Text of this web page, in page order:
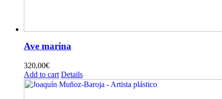
Ave marina
320,00€
Add to cart Details